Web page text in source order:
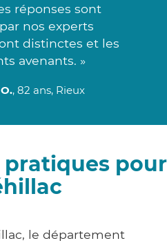
réponses sont
nos experts
distinctes et les
avenants. »
, 82 ans, Rieux
pour
le département